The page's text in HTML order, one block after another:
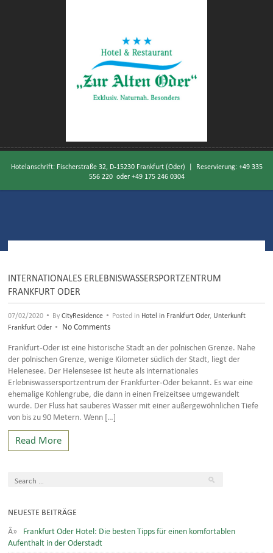
Hotelanschrift: Fischerstraße 32, D-15230 Frankfurt (Oder) | Reservierung: +49 335
556 220oder +49 175 246 0304
INTERNATIONALES ERLEBNISWASSERSPORTZENTRUM
FRANKFURT ODER
07/02/2020 • ByCityResidence • Posted in Hotel in Frankfurt Oder, Unterkunft
Frankfurt Oder • No Comments
Frankfurt-Oder ist eine historische Stadt an der polnischen Grenze. Nahe
der polnischen Grenze, wenige Kilometer südlich der Stadt, liegt der
Helenesee. Der Helensesee ist heute als internationales
Erlebniswassersportzentrum der Frankfurter-Oder bekannt. Es war eine
ehemalige Kohlengrube, die dann in einen Freizeitsee umgewandelt
wurde. Der Fluss hat sauberes Wasser mit einer außergewöhnlichen Tiefe
von bis zu 90 Metern. Wenn […]
Read More
NEUESTE BEITRÄGE
Frankfurt Oder Hotel: Die besten Tipps für einen komfortablen
Aufenthalt in der Oderstadt